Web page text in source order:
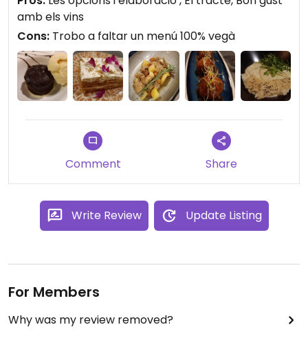
A més és pet friendly.
amb els vins
Cons: Trobo a faltar un menú 100% vegà
Comment Share
Write Review Update Listing
For Members
Why was my review removed?